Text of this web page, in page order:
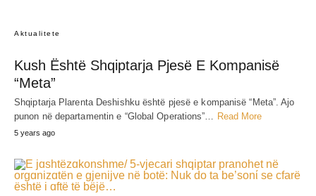
Aktualitete
Kush Është Shqiptarja Pjesë E Kompanisë
“Meta”
Shqiptarja Plarenta Deshishku është pjesë e kompanisë “Meta”. Ajo
punon në departamentin e “Global Operations”… Read More
5 years ago